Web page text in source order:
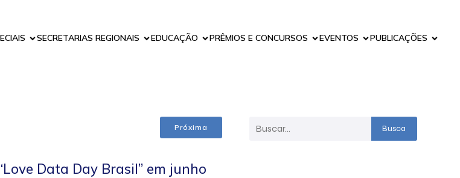
SECRETARIAS REGIONAIS EDUCAÇÃO PRÊMIOS E CONCURSOS EVENTOS
PUBLICAÇÕES
Próxima
Data Day Brasil” em junho
Busca